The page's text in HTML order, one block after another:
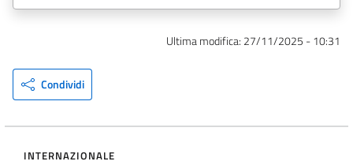
Ultima modifica: 27/11/2025 - 10:31
Condividi
INTERNAZIONALE